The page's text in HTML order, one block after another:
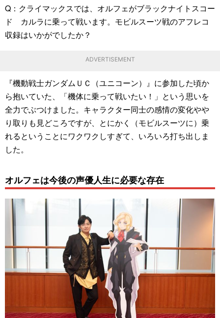
Q：クライマックスでは、オルフェがブラックナイトスコー
ド カルラに乗って戦います。モビルスーツ戦のアフレコ
収録はいかがでしたか？
ADVERTISEMENT
『機動戦士ガンダムＵＣ（ユニコーン）』に参加した頃か
ら抱いていた、「機体に乗って戦いたい！」という思いを
全力でぶつけました。キャラクター同士の感情の変化やや
り取りも見どころですが、とにかく（モビルスーツに）乗
れるということにワクワクしすぎて、いろいろ打ち出しま
した。
オルフェは今後の声優人生に必要な存在